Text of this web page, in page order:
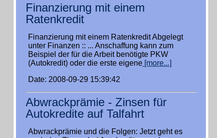
Finanzierung mit einem
Ratenkredit
Finanzierung mit einem Ratenkredit Abgelegt
unter Finanzen :: ... Anschaffung kann zum
Beispiel der für die Arbeit benötigte PKW
(Autokredit) oder die erste eigene [more...]
Date: 2008-09-29 15:39:42
Abwrackprämie - Zinsen für
Autokredite auf Talfahrt
Abwrackprämie und die Folgen: Jetzt geht es